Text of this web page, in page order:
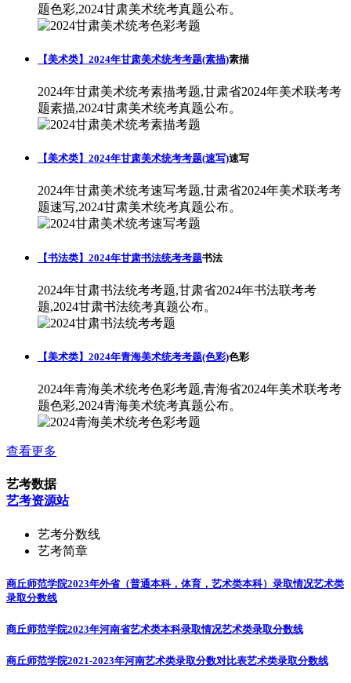
题色彩,2024甘肃美术统考真题公布。
【美术类】2024年甘肃美术统考考题(素描)素描
2024年甘肃美术统考素描考题,甘肃省2024年美术联考考
题素描,2024甘肃美术统考真题公布。
【美术类】2024年甘肃美术统考考题(速写)速写
2024年甘肃美术统考速写考题,甘肃省2024年美术联考考
题速写,2024甘肃美术统考真题公布。
【书法类】2024年甘肃书法统考考题书法
2024年甘肃书法统考考题,甘肃省2024年书法联考考
题,2024甘肃书法统考真题公布。
【美术类】2024年青海美术统考考题(色彩)色彩
2024年青海美术统考色彩考题,青海省2024年美术联考考
题色彩,2024青海美术统考真题公布。
查看更多
艺考数据
艺考资源站
艺考分数线
艺考简章
商丘师范学院2023年外省（普通本科，体育，艺术类本科）录取情况艺术类
录取分数线
商丘师范学院2023年河南省艺术类本科录取情况艺术类录取分数线
商丘师范学院2021-2023年河南艺术类录取分数对比表艺术类录取分数线